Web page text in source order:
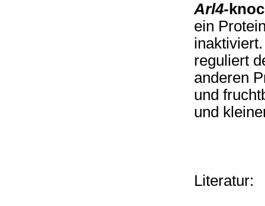
Arl4-
ein
reguliert
anderen
und
und
Literatur: